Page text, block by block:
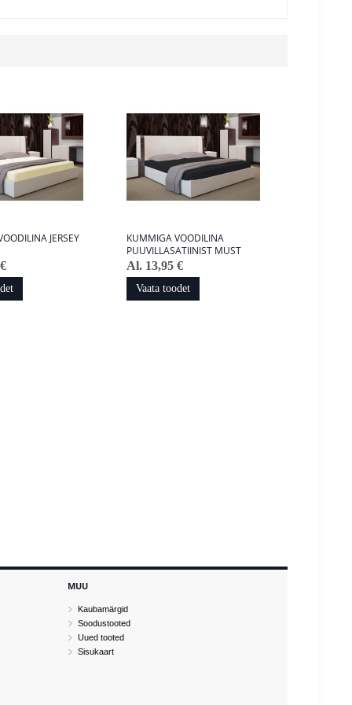
JERSEY
KUMMIGA VOODILINA
PUUVILLASATIINIST MUST
Al. 13,95 €
Vaata toodet
MUU
Kaubamärgid
Soodustooted
Uued tooted
Sisukaart